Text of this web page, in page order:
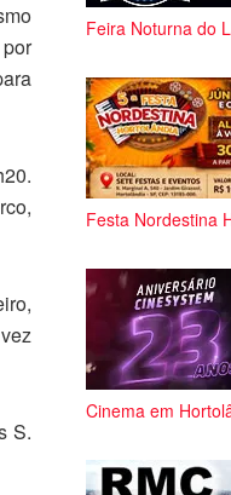
S.
Feira Noturna do
Festa Nordestina
Cinema em